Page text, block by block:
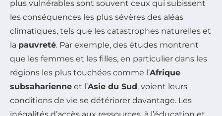
plus vulnérables sont souvent ceux qui subissent
les conséquences les plus sévères des aléas
climatiques, tels que les catastrophes naturelles et
la pauvreté. Par exemple, des études montrent
que les femmes et les filles, en particulier dans les
régions les plus touchées comme l’Afrique
subsaharienne et l’Asie du Sud , voient leurs
conditions de vie se détériorer davantage. Les